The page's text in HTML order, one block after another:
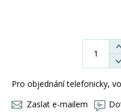
Pro objednání telefonicky,
Zaslat e-mailem